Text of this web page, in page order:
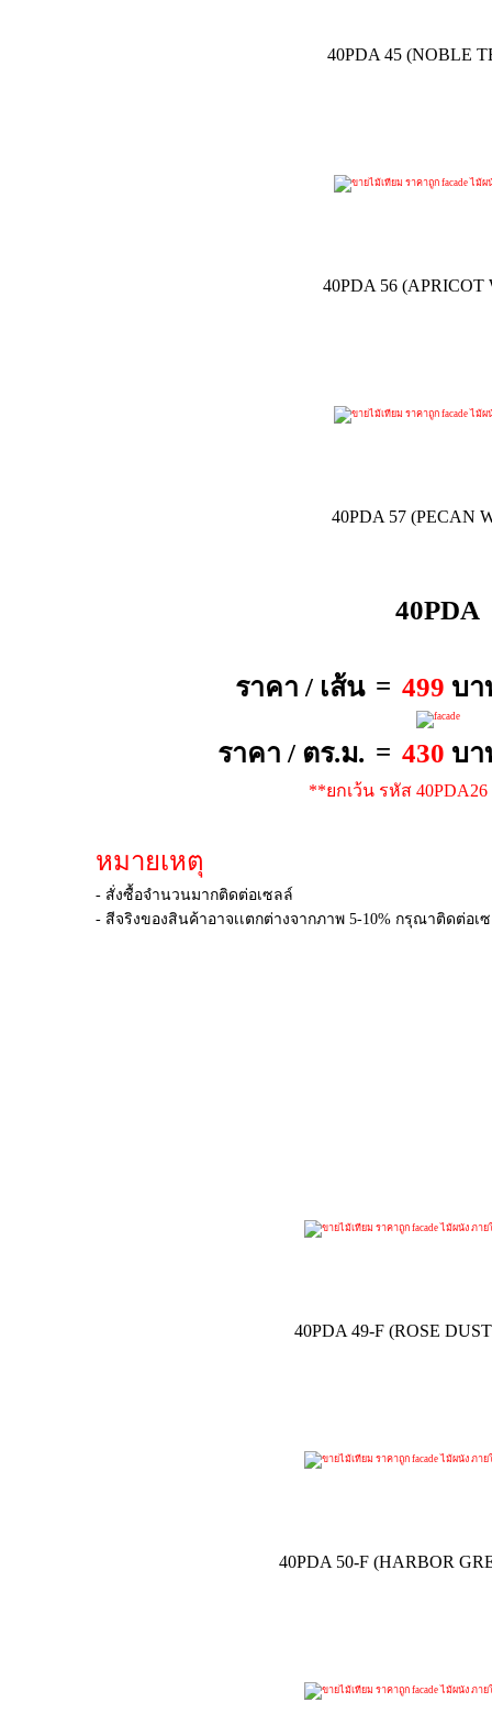
40PDA 45 (NOBLE
40PDA 56
40PDA 57 (PECAN
40PDA
ราคา / เส้น = 499 บ
ราคา / ตร.ม. = 430 บ
**ยกเว้น รหัส
หมายเหตุ
- สั่งซื้อจำนวนมากติดต่อเซลล์
- สีจริงของสินค้าอาจเเตกต่างจากภาพ 5-10% กรุณาติดต่อ
40PDA 49-F (ROSE
40PDA 50-F (HARBOR